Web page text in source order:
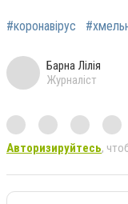
#коронавірус
Барна Лілія
Журналіст
Авторизируйтесь,